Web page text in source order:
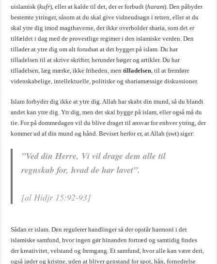
uislamisk (kufr), eller at kalde til det, der er forbudt (haram). Den påbyder
bestemte ytringer, såsom at du skal give vidneudsagn i retten, eller at du
skal ytre dig imod magthaverne, der ikke overholder sharia, som det er
tilfældet i dag med de provestlige regimer i den islamiske verden. Den
tillader at ytre dig om alt forudsat at det bygger på islam. Du har
tilladelsen til at skrive skrifter, herunder bøger og artikler. Du har
tilladelsen, læg mærke, ikke friheden, mentilladelsen , til at fremføre
videnskabelige, intellektuelle, politiske og shariamæssige diskussioner.
Islam forbyder dig ikke at ytre dig. Allah har skabt din mund, så du blandt
andet kan ytre dig. Ytr dig, men det skal bygge på islam, eller også må du
tie. For på dommedagen vil du blive draget til ansvar for enhver ytring, der
kommer ud af din mund og hånd. Beviset herfor er, at Allah (swt) siger:
”Ved din Herre, Vi vil drage dem alle til
regnskab for, hvad de har lavet”.
[al Hidjr 15:92-93]
Sådan er islam. Den regulerer handlinger så der opstår harmoni i det
islamiske samfund, hvor ingen gør hinanden fortræd og samtidig findes
der kreativitet, velstand og fremgang. Et samfund, hvor alle kan være deri,
også jøder og kristne, uden at bliver genstand for spot, hån, fornedrelse